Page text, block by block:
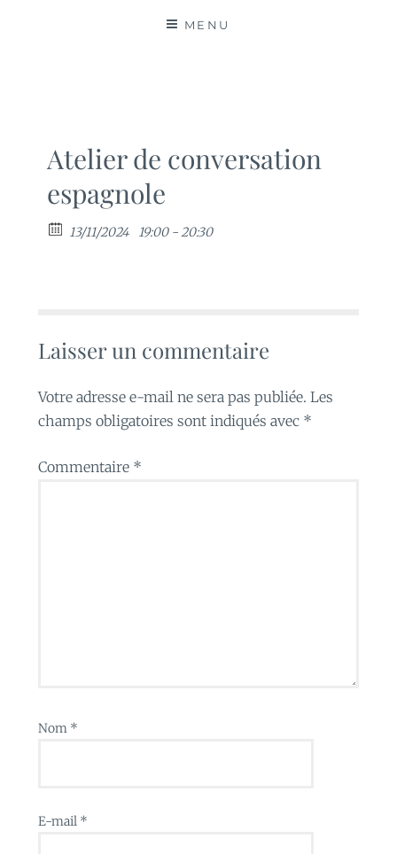
MENU
Atelier de conversation
espagnole
13/11/2024 19:00 - 20:30
Laisser un commentaire
Votre adresse e-mail ne sera pas publiée. Les
champs obligatoires sont indiqués avec *
Commentaire *
Nom *
E-mail *